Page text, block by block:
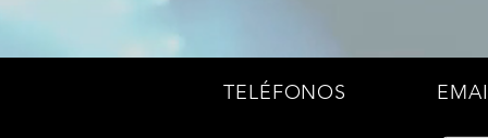
TELÉFONOS